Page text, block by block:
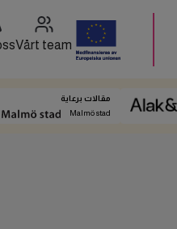
Vårt team
مقالات برعاية
Malmö stad